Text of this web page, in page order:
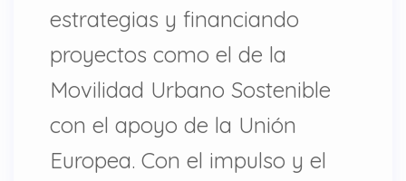
estrategias y financiando
proyectos como el de la
Movilidad Urbano Sostenible
con el apoyo de la Unión
Europea. Con el impulso y el